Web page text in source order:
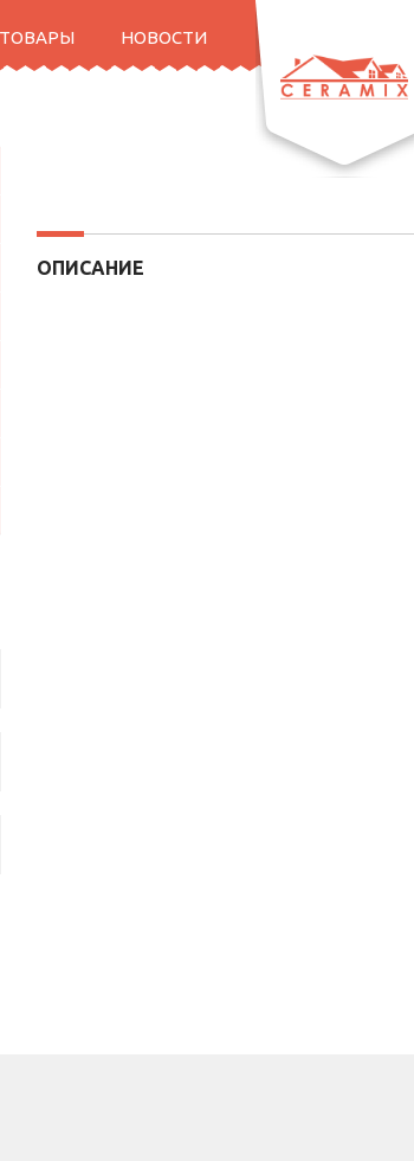
ТОВАРЫ НОВОСТИ
ОПИСАНИЕ